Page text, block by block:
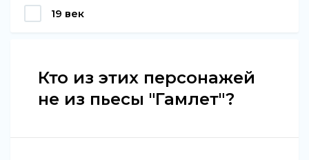
19 век
Кто из этих персонажей
не из пьесы "Гамлет"?